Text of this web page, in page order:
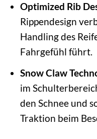
Optimized Rib
Rippendesign
Handling des
Fahrgefühl führt.
Snow Claw
im
den Schnee und
Traktion beim